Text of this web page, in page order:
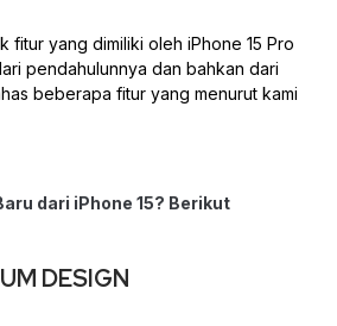
fitur yang dimiliki oleh iPhone 15 Pro
pendahulunnya dan bahkan dari
beberapa fitur yang menurut kami
dari iPhone 15? Berikut
DESIGN